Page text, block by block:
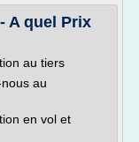
A quel Prix
au tiers
au
en vol et